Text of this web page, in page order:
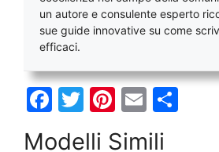
un autore e consulente esperto
sue guide innovative su come
efficaci.
F
T
w
Pi
nt
E
m
Modelli Simili